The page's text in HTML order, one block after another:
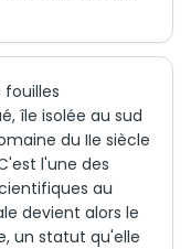
île isolée au sud
du IIe siècle
l'une des
au
devient alors le
un statut qu'elle